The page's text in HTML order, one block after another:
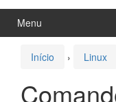
Menu
Início › Linux